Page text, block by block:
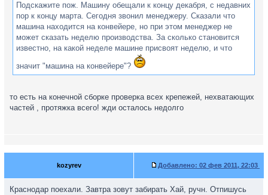
Подскажите пож. Машину обещали к концу декабря, с недавних
пор к концу марта. Сегодня звонил менеджеру. Сказали что
машина находится на конвейере, но при этом менеджер не
может сказать неделю производства. За сколько становится
известно, на какой неделе машине присвоят неделю, и что
значит "машина на конвейере"?
то есть на конечной сборке проверка всех крепежей, нехватающих
частей , протяжка всего! жди осталось недолго
kozyrev Добавлено: 02 фев 2011, 22:03
Краснодар поехали. Завтра зовут забирать Хай, ручн. Отпишусь